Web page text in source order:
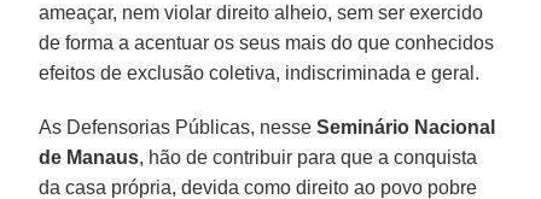
ameaçar, nem violar direito alheio, sem ser exercido
de forma a acentuar os seus mais do que conhecidos
efeitos de exclusão coletiva, indiscriminada e geral.
As Defensorias Públicas, nesse Seminário Nacional
de Manaus, hão de contribuir para que a conquista
da casa própria, devida como direito ao povo pobre